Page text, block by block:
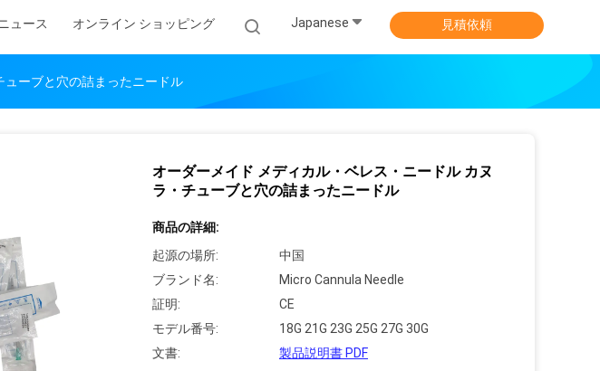
ニュース オンライン ショッピング Japanese 見積依頼
ーブと穴の詰まったニードル
オーダーメイド メディカル・ベレス・ニードル カヌ
ラ・チューブと穴の詰まったニードル
商品の詳細:
起源の場所:
中国
ブランド名:
Micro Cannula Needle
証明:
CE
モデル番号:
18G 21G 23G 25G 27G 30G
文書:
製品説明書 PDF